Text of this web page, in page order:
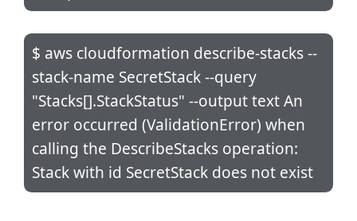
$ aws cloudformation describe-stacks --
stack-name SecretStack --query
"Stacks[].StackStatus" --output text An
error occurred (ValidationError) when
calling the DescribeStacks operation:
Stack with id SecretStack does not exist